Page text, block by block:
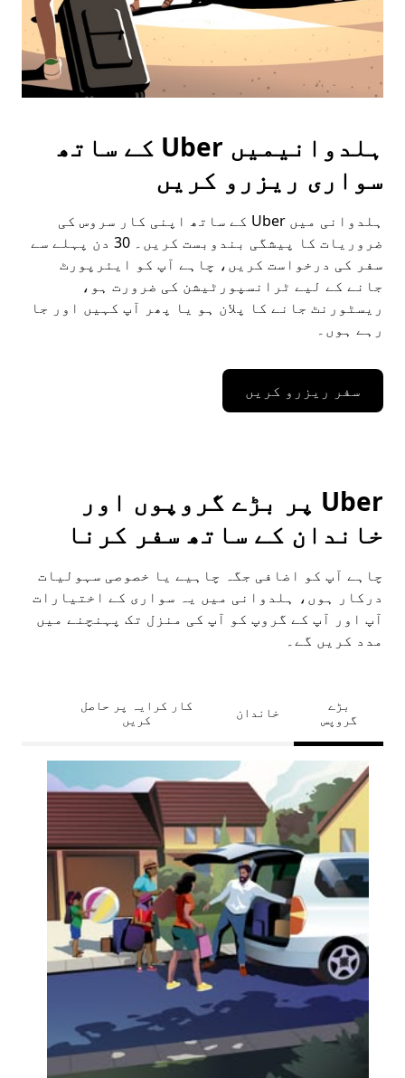
ہلدوانیمیں Uber کے ساتھ
سواری ریزرو کریں
ہلدوانی میں Uber کے ساتھ اپنی کار سروس کی
ضروریات کا پیشگی بندوبست کریں۔ 30 دن پہلے سے
سفر کی درخواست کریں، چاہے آپ کو ایئرپورٹ
جانے کے لیے ٹرانسپورٹیشن کی ضرورت ہو،
ریسٹورنٹ جانے کا پلان ہو یا پھر آپ کہیں اور جا
رہے ہوں۔
سفر ریزرو کریں
Uber پر بڑے گروپوں اور
خاندان کے ساتھ سفر کرنا
چاہے آپ کو اضافی جگہ چاہیے یا خصوصی سہولیات
درکار ہوں، ہلدوانی میں یہ سواری کے اختیارات
آپ اور آپ کے گروپ کو آپ کی منزل تک پہنچنے میں
مدد کریں گے۔
بڑے
گروپس
خاندان
کار کرایہ پر حاصل
کریں